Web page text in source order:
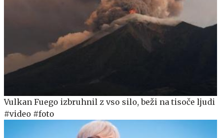
Vulkan Fuego izbruhnil z vso silo, beži na tisoče ljudi
#video #foto